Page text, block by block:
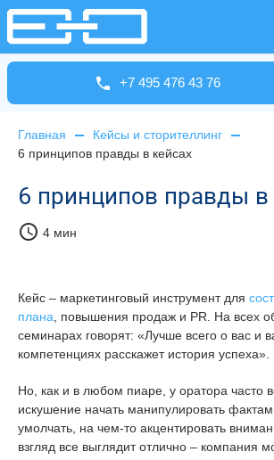
+7 495 476 43 76
Главная
Кейсы и сторителлинг
6 принципов правды в кейсах
6 принципов правды в
schedule 4 мин
Кейс – маркетинговый инструмент для
плана , повышения продаж и PR. На всех
семинарах говорят: «Лучше всего о вас и
компетенциях расскажет история успеха».
Но, как и в любом пиаре, у оратора часто
искушение начать манипулировать
умолчать, на чем-то акцентировать
взгляд все выглядит отлично – компания